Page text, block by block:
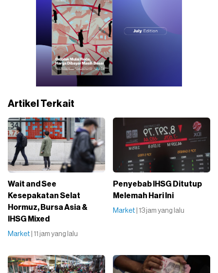
Artikel Terkait
Wait and See
Kesepakatan Selat
Hormuz, Bursa Asia &
IHSG Mixed
Market | 11 jam yang lalu
Penyebab IHSG Ditutup
Melemah Hari Ini
Market | 13 jam yang lalu